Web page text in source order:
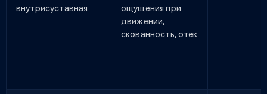
внутрисуставная
ощущения при
движении,
скованность, отек